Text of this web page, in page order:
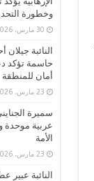
وخطورة
30 مارس، 2026
النائبة
حاسمة تؤكد
أمان للمنطقة
23 مارس، 2026
سميرة
عربية موحدة
الأمة
23 مارس، 2026
النائبة عبير